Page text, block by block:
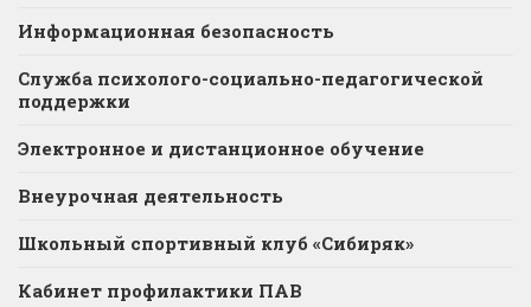
Информационная безопасность
Служба психолого-социально-педагогической
поддержки
Электронное и дистанционное обучение
Внеурочная деятельность
Школьный спортивный клуб «Сибиряк»
Кабинет профилактики ПАВ